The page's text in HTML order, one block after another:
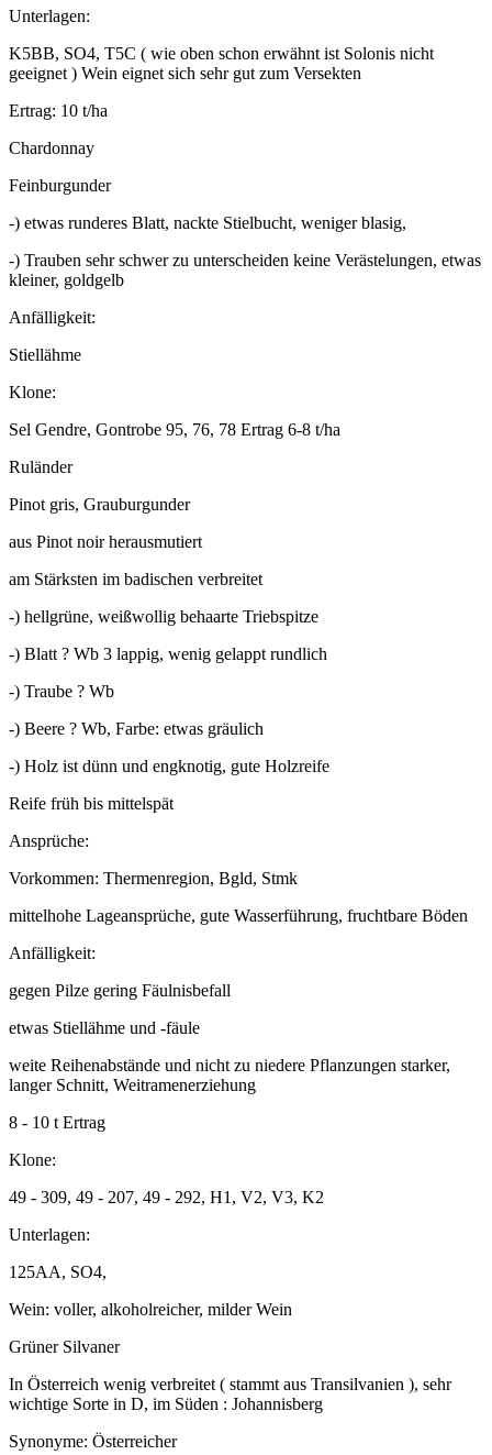
Unterlagen:
K5BB, SO4, T5C ( wie oben schon erwähnt ist Solonis nicht
geeignet ) Wein eignet sich sehr gut zum Versekten
Ertrag: 10 t/ha
Chardonnay
Feinburgunder
-) etwas runderes Blatt, nackte Stielbucht, weniger blasig,
-) Trauben sehr schwer zu unterscheiden keine Verästelungen, etwas
kleiner, goldgelb
Anfälligkeit:
Stiellähme
Klone:
Sel Gendre, Gontrobe 95, 76, 78 Ertrag 6-8 t/ha
Ruländer
Pinot gris, Grauburgunder
aus Pinot noir herausmutiert
am Stärksten im badischen verbreitet
-) hellgrüne, weißwollig behaarte Triebspitze
-) Blatt ? Wb 3 lappig, wenig gelappt rundlich
-) Traube ? Wb
-) Beere ? Wb, Farbe: etwas gräulich
-) Holz ist dünn und engknotig, gute Holzreife
Reife früh bis mittelspät
Ansprüche:
Vorkommen: Thermenregion, Bgld, Stmk
mittelhohe Lageansprüche, gute Wasserführung, fruchtbare Böden
Anfälligkeit:
gegen Pilze gering Fäulnisbefall
etwas Stiellähme und -fäule
weite Reihenabstände und nicht zu niedere Pflanzungen starker,
langer Schnitt, Weitramenerziehung
8 - 10 t Ertrag
Klone:
49 - 309, 49 - 207, 49 - 292, H1, V2, V3, K2
Unterlagen:
125AA, SO4,
Wein: voller, alkoholreicher, milder Wein
Grüner Silvaner
In Österreich wenig verbreitet ( stammt aus Transilvanien ), sehr
wichtige Sorte in D, im Süden : Johannisberg
Synonyme: Österreicher